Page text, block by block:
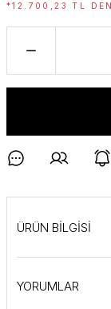
*12.700,23 TL
ÜRÜN BİLGİSİ
YORUMLAR